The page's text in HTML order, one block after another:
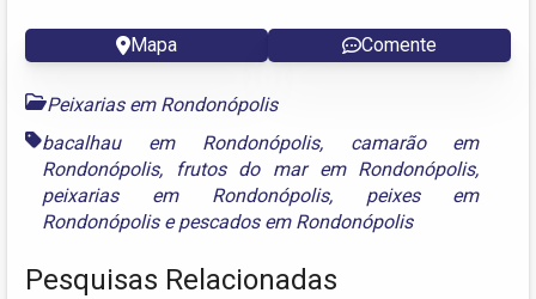
Mapa Comente
Peixarias em Rondonópolis
bacalhau em Rondonópolis, camarão em
Rondonópolis, frutos do mar em Rondonópolis,
peixarias em Rondonópolis, peixes em
Rondonópolisepescados em Rondonópolis
Pesquisas Relacionadas